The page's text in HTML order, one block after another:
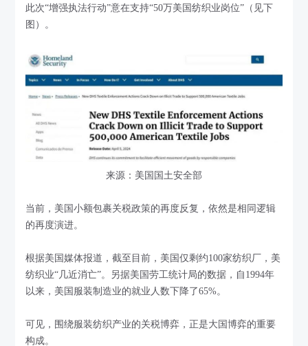
此次“增强执法行动”意在支持“50万美国纺织业岗位”（见下
图）。
来源：美国国土安全部
当前，美国小额包裹关税政策的再度反复，依然是相同逻辑
的再度演进。
根据美国媒体报道，截至目前，美国仅剩约100家纺织厂，美
纺织业“几近消亡”。另据美国劳工统计局的数据，自1994年
以来，美国服装制造业的就业人数下降了65%。
可见，围绕服装纺织产业的关税博弈，正是大国博弈的重要
构成。